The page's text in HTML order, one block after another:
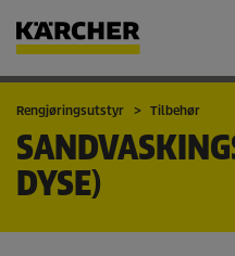
Handlekurv
Ønskeliste
Rengjøringsutstyr Tilbehør
DYSE)